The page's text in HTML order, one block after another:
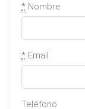
* Nombre
* Email
Teléfono